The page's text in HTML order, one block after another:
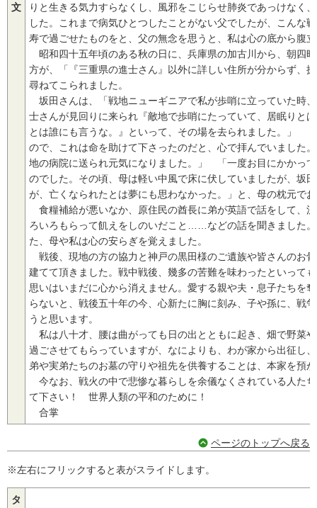
文
りと生きる気力すらなくし、風邪をこじらせ肺炎であっけなく
した。これまで病気ひとつしたことがない父でしたが、こんな
寿で過ごせたものをと、父の無念を思うと、私は心の底から腹
昭和四十五年頃のある秋の日に、兵庫県の加古川から、朝四
方が、「『三重県の進士さん』以外に詳しい住所が分からず、
尋ねてこられました。
坂田さんは、「戦地ニューギニアで私が歩哨に立っていた時
士さんが見回りに来られ『敵地で歩哨にたっていて、居眠りと
とは誰にも言うな。』といって、その場を去られました。」
ので、これは命を助けて下さったのだと、心で拝んでいました
地の病院に送られ元気になりました。」 「一度お目にかかっ
のでした。その頃、母は軽い中風で床に伏していましたが、坂
が、亡くなられたとは夢にも思わなかった。」と、母の枕元で
食糧補給が悪いなか、原住民の酋長に弟が英語で話をして、
ろいろもらって飢えをしのいだこと……などの話を聞きました
た、母や私は心の安らぎを覚えました。
戦後、現地の方の協力と神戸の黒田様のご遺族や皆さんのお
建てて頂きました。戦中戦後、幾多の苦難を味わったといって
思いはいまだに心から消えません。愛する親や夫・息子たちを
らないと、戦後五十年の今、心新たに胸に刻み、子や孫に、戦
うと思います。
私は八十才、腰は曲がっても日の出とともに起き、畑で野菜
過ごさせてもらっていますが、なによりも、わが家から出征し
弟や実弟たちのお墓の守りや祖先を供養することは、本家を預
今なお、戦火の中で悲惨な暮らしを余儀なくされている人た
て下さい！ 世界人類の平和のために！
合掌
ページのトップへ戻る
※左右にフリックすると表がスライドします。
タ